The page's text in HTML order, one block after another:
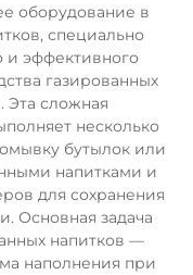
оборудование в
специально
и эффективного
газированных
Эта сложная
несколько
бутылок или
напитками и
для сохранения
Основная задача
напитков —
наполнения при